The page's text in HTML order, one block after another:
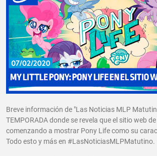
Breve información de "Las Noticias MLP
TEMPORADA donde se revela que el sitio web
comenzando a mostrar Pony Life como su
Todo esto y más en #LasNoticiasMLPMatutino.